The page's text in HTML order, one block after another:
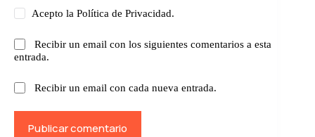
Acepto laPolítica de Privacidad.
Recibir un email con los siguientes comentarios a esta
entrada.
Recibir un email con cada nueva entrada.
Publicar comentario